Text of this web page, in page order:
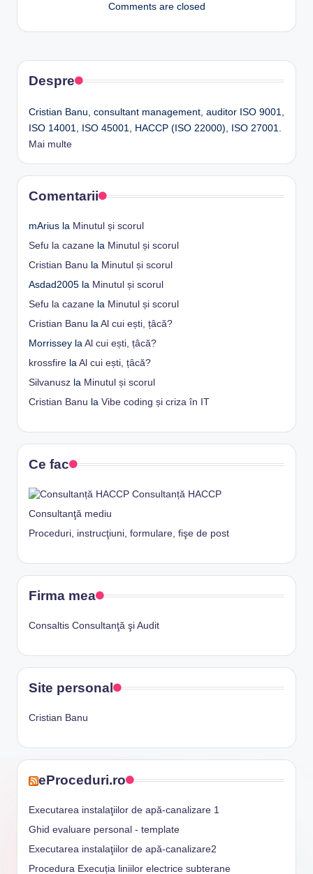
Comments are closed
Despre
Cristian Banu, consultant management, auditor ISO 9001,
ISO 14001, ISO 45001, HACCP (ISO 22000), ISO 27001.
Mai multe
Comentarii
mArius la Minutul și scorul
Sefu la cazane la Minutul și scorul
Cristian Banu la Minutul și scorul
Asdad2005 la Minutul și scorul
Sefu la cazane la Minutul și scorul
Cristian Banu la Al cui ești, țâcă?
Morrissey la Al cui ești, țâcă?
krossfire la Al cui ești, țâcă?
Silvanusz la Minutul și scorul
Cristian Banu la Vibe coding și criza în IT
Ce fac
Consultanță HACCP
Consultanţă mediu
Proceduri, instrucţiuni, formulare, fişe de post
Firma mea
Consaltis Consultanţă şi Audit
Site personal
Cristian Banu
eProceduri.ro
Executarea instalaţiilor de apă-canalizare 1
Ghid evaluare personal - template
Executarea instalaţiilor de apă-canalizare2
Procedura Execuția liniilor electrice subterane